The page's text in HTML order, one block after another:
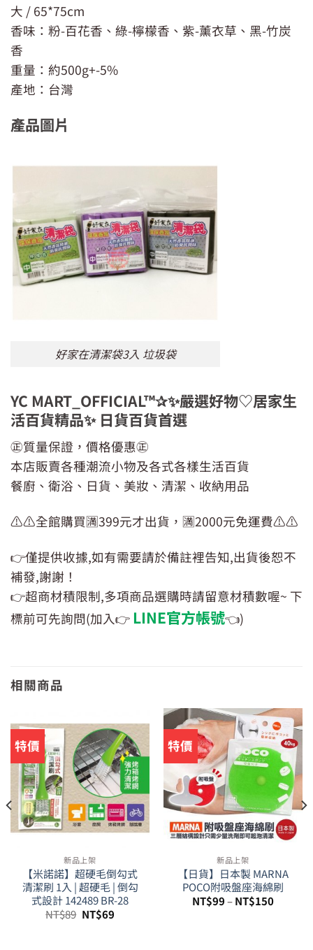
大 / 65*75cm
香味：粉-百花香、綠-檸檬香、紫-薰衣草、黑-竹炭
香
重量：約500g+-5%
產地：台灣
產品圖片
好家在清潔袋3入 垃圾袋
YC MART_OFFICIAL™✰✨嚴選好物♡居家生
活百貨精品✨ 日貨百貨首選
㊣質量保證，價格優惠㊣
本店販賣各種潮流小物及各式各樣生活百貨
餐廚、衛浴、日貨、美妝、清潔、收納用品
⚠️⚠️全館購買🈵399元才出貨，🈵2000元免運費⚠️⚠️
👉僅提供收據,如有需要請於備註裡告知,出貨後恕不
補發,謝謝！
👉超商材積限制,多項商品選購時請留意材積數喔~ 下
標前可先詢問(加入👉 LINE官方帳號👈)
相關商品
特價
新品上架
【米諾諾】超硬毛倒勾式
清潔刷 1入 | 超硬毛 | 倒勾
式設計 142489 BR-28
NT$89 原
始
NT$69目
特價
新品上架
【日貨】日本製 MARNA
POCO附吸盤座海綿刷
NT$99–NT$150